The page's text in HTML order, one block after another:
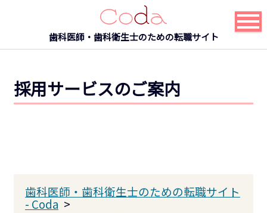
歯科医師・歯科衛生士のための転職サイト
採用サービスのご案内
歯科医師・歯科衛生士のための転職サイト
- Coda